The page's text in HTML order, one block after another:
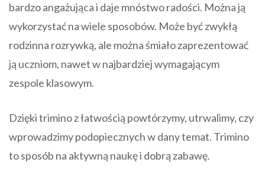
bardzo angażująca i daje mnóstwo radości. Można ją
wykorzystać na wiele sposobów. Może być zwykłą
rodzinna rozrywką, ale można śmiało zaprezentować
ją uczniom, nawet w najbardziej wymagającym
zespole klasowym.
Dzięki trimino z łatwością powtórzymy, utrwalimy, czy
wprowadzimy podopiecznych w dany temat. Trimino
to sposób na aktywną naukę i dobrą zabawę.